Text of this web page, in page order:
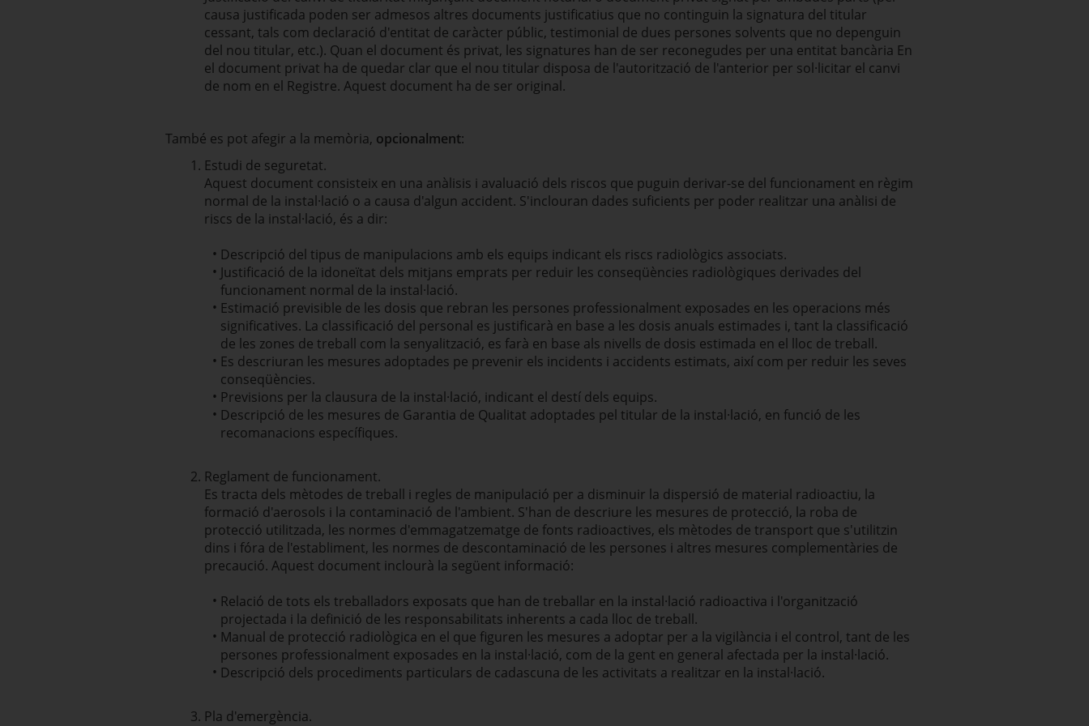
causa justificada poden ser admesos altres documents justificatius que no continguin la signatura del titular
cessant, tals com declaració d'entitat de caràcter públic, testimonial de dues persones solvents que no depenguin
del nou titular, etc.). Quan el document és privat, les signatures han de ser reconegudes per una entitat bancària En
el document privat ha de quedar clar que el nou titular disposa de l'autorització de l'anterior per sol·licitar el canvi
de nom en el Registre. Aquest document ha de ser original.
També es pot afegir a la memòria, opcionalment:
Estudi de seguretat.
Aquest document consisteix en una anàlisis i avaluació dels riscos que puguin derivar-se del funcionament en règim
normal de la instal·lació o a causa d'algun accident. S'inclouran dades suficients per poder realitzar una anàlisi de
riscs de la instal·lació, és a dir:
Descripció del tipus de manipulacions amb els equips indicant els riscs radiològics associats.
Justificació de la idoneïtat dels mitjans emprats per reduir les conseqüències radiològiques derivades del
funcionament normal de la instal·lació.
Estimació previsible de les dosis que rebran les persones professionalment exposades en les operacions més
significatives. La classificació del personal es justificarà en base a les dosis anuals estimades i, tant la classificació
de les zones de treball com la senyalització, es farà en base als nivells de dosis estimada en el lloc de treball.
Es descriuran les mesures adoptades pe prevenir els incidents i accidents estimats, així com per reduir les seves
conseqüències.
Previsions per la clausura de la instal·lació, indicant el destí dels equips.
Descripció de les mesures de Garantia de Qualitat adoptades pel titular de la instal·lació, en funció de les
recomanacions específiques.
Reglament de funcionament.
Es tracta dels mètodes de treball i regles de manipulació per a disminuir la dispersió de material radioactiu, la
formació d'aerosols i la contaminació de l'ambient. S'han de descriure les mesures de protecció, la roba de
protecció utilitzada, les normes d'emmagatzematge de fonts radioactives, els mètodes de transport que s'utilitzin
dins i fóra de l'establiment, les normes de descontaminació de les persones i altres mesures complementàries de
precaució. Aquest document inclourà la següent informació:
Relació de tots els treballadors exposats que han de treballar en la instal·lació radioactiva i l'organització
projectada i la definició de les responsabilitats inherents a cada lloc de treball.
Manual de protecció radiològica en el que figuren les mesures a adoptar per a la vigilància i el control, tant de les
persones professionalment exposades en la instal·lació, com de la gent en general afectada per la instal·lació.
Descripció dels procediments particulars de cadascuna de les activitats a realitzar en la instal·lació.
Pla d'emergència.